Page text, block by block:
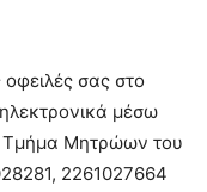
οφειλές σας στο
μέσω
Τμήμα Μητρώων του
2261027664